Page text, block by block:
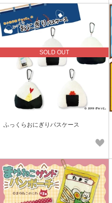
SOLD OUT
ふっくらおにぎりパスケース